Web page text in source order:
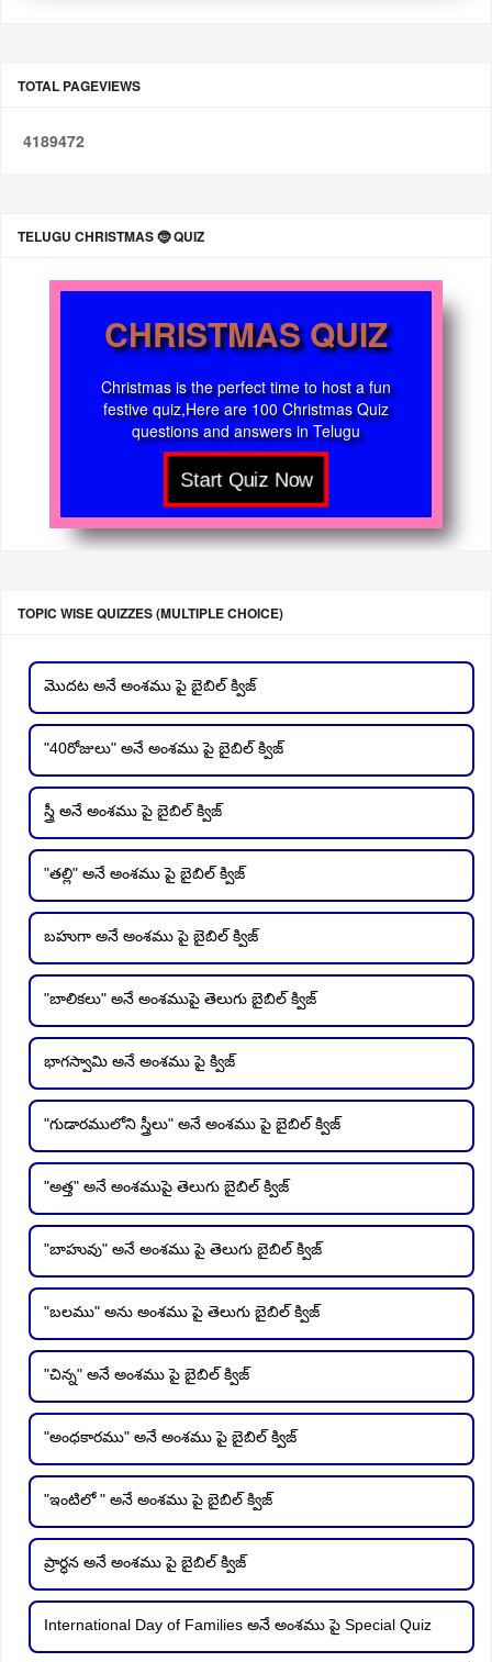
TOTAL PAGEVIEWS
4189472
TELUGU CHRISTMAS 🤶 QUIZ
CHRISTMAS QUIZ
Christmas is the perfect time to host a fun
festive quiz,Here are 100 Christmas Quiz
questions and answers in Telugu
TOPIC WISE QUIZZES (MULTIPLE CHOICE)
మొదట అనే అంశము పై బైబిల్ క్విజ్
"40రోజులు" అనే అంశము పై బైబిల్ క్విజ్
స్త్రీ అనే అంశము పై బైబిల్ క్విజ్
"తల్లి" అనే అంశము పై బైబిల్ క్విజ్
బహుగా అనే అంశము పై బైబిల్ క్విజ్
"బాలికలు" అనే అంశముపై తెలుగు బైబిల్ క్విజ్
భాగస్వామి అనే అంశము పై క్విజ్
"గుడారములోని స్త్రీలు" అనే అంశము పై బైబిల్ క్విజ్
"అత్త" అనే అంశముపై తెలుగు బైబిల్ క్విజ్
"బాహువు" అనే అంశము పై తెలుగు బైబిల్ క్విజ్
"బలము" అను అంశము పై తెలుగు బైబిల్ క్విజ్
"చిన్న" అనే అంశము పై బైబిల్ క్విజ్
"అంధకారము" అనే అంశము పై బైబిల్ క్విజ్
"ఇంటిలో " అనే అంశము పై బైబిల్ క్విజ్
ప్రార్ధన అనే అంశము పై బైబిల్ క్విజ్
International Day of Families అనే అంశము పై Special Quiz